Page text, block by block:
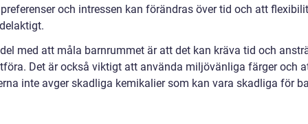
och intressen kan förändras över tid och att
med att måla barnrummet är att det kan kräva tid och
Det är också viktigt att använda miljövänliga färger och
inte avger skadliga kemikalier som kan vara skadliga för